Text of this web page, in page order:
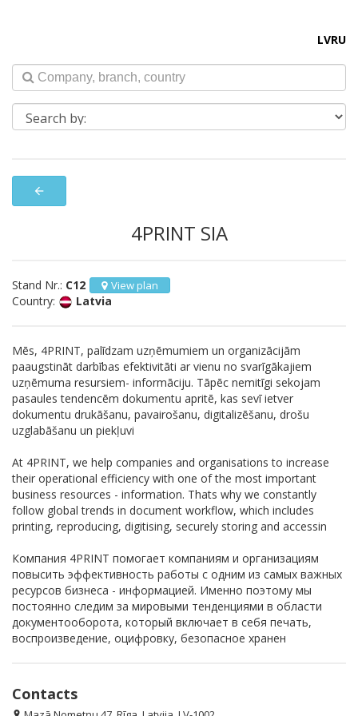
LVRU
arrow_back
4PRINT SIA
Stand Nr.: C12 View plan
Country: Latvia
Mēs, 4PRINT, palīdzam uzņēmumiem un organizācijām
paaugstināt darbības efektivitāti ar vienu no svarīgākajiem
uzņēmuma resursiem- informāciju. Tāpēc nemitīgi sekojam
pasaules tendencēm dokumentu apritē, kas sevī ietver
dokumentu drukāšanu, pavairošanu, digitalizēšanu, drošu
uzglabāšanu un piekļuvi
At 4PRINT, we help companies and organisations to increase
their operational efficiency with one of the most important
business resources - information. Thats why we constantly
follow global trends in document workflow, which includes
printing, reproducing, digitising, securely storing and accessin
Компания 4PRINT помогает компаниям и организациям
повысить эффективность работы с одним из самых важных
ресурсов бизнеса - информацией. Именно поэтому мы
постоянно следим за мировыми тенденциями в области
документооборота, который включает в себя печать,
воспроизведение, оцифровку, безопасное хранен
Contacts
location_on